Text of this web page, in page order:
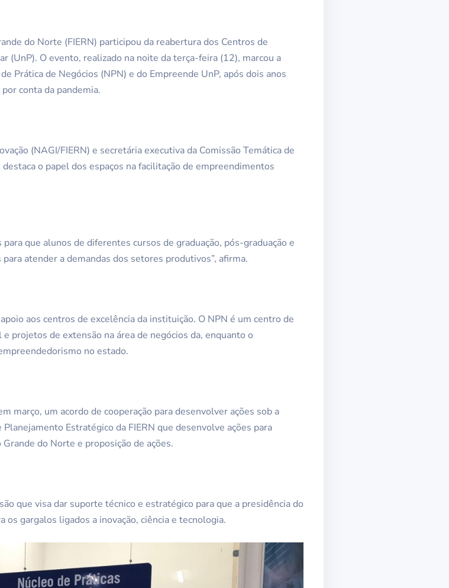
do Norte (FIERN) participou da reabertura dos Centros de
(UnP). O evento, realizado na noite da terça-feira (12), marcou a
Prática de Negócios (NPN) e do Empreende UnP, após dois anos
conta da pandemia.
(NAGI/FIERN) e secretária executiva da Comissão Temática de
o papel dos espaços na facilitação de empreendimentos
que alunos de diferentes cursos de graduação, pós-graduação e
atender a demandas dos setores produtivos”, afirma.
aos centros de excelência da instituição. O NPN é um centro de
projetos de extensão na área de negócios da, enquanto o
no estado.
março, um acordo de cooperação para desenvolver ações sob a
Estratégico da FIERN que desenvolve ações para
do Norte e proposição de ações.
que visa dar suporte técnico e estratégico para que a presidência do
gargalos ligados a inovação, ciência e tecnologia.